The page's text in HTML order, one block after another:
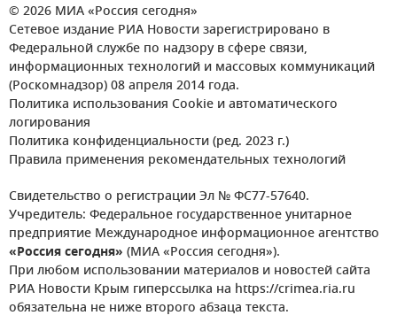
© 2026 МИА «Россия сегодня»
Сетевое издание РИА Новости зарегистрировано в
Федеральной службе по надзору в сфере связи,
информационных технологий и массовых коммуникаций
(Роскомнадзор) 08 апреля 2014 года.
Политика использования Cookie и автоматического
логирования
Политика конфиденциальности (ред. 2023 г.)
Правила применения рекомендательных технологий
Свидетельство о регистрации Эл № ФС77-57640.
Учредитель: Федеральное государственное унитарное
предприятие Международное информационное агентство
«Россия сегодня» (МИА «Россия сегодня»).
При любом использовании материалов и новостей сайта
РИА Новости Крым гиперссылка на https://crimea.ria.ru
обязательна не ниже второго абзаца текста.